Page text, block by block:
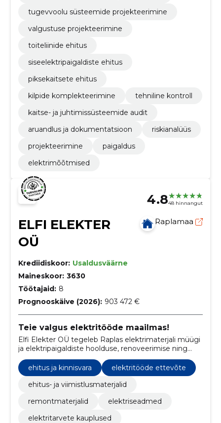
tugevvoolu süsteemide projekteerimine
valgustuse projekteerimine
toiteliinide ehitus
siseelektripaigaldiste ehitus
piksekaitsete ehitus
kilpide komplekteerimine
tehniline kontroll
kaitse- ja juhtimissüsteemide audit
aruandlus ja dokumentatsioon
riskianalüüs
projekteerimine
paigaldus
elektrimõõtmised
4.848 hinnangut
ELFI ELEKTER
OÜ
Raplamaa
Krediidiskoor: Usaldusväärne
Maineskoor: 3630
Töötajaid: 8
Prognooskäive (2026): 903 472 €
Teie valgus elektritööde maailmas!
Elfi Elekter OÜ tegeleb Raplas elektrimaterjali müügi
ja elektripaigaldiste hoolduse, renoveerimise ning
lahendustele ja kliendikesksusele.
ehitus ja kinnisvara
elektritööde ettevõte
ehitus- ja viimistlusmaterjalid
remontmaterjalid
elektriseadmed
elektritarvete kauplused